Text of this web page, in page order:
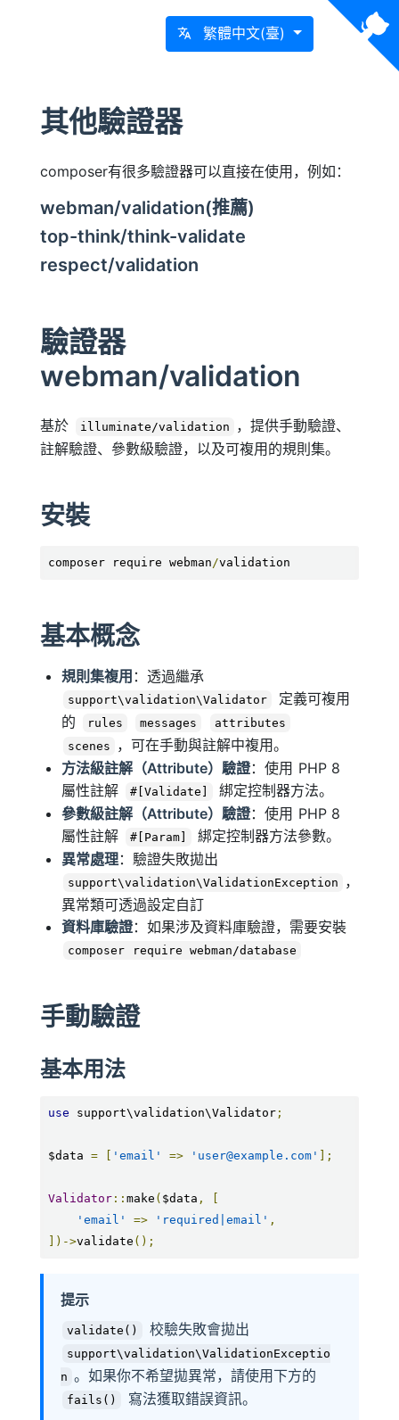
繁體中文(臺)
其他驗證器
composer有很多驗證器可以直接在使用，例如：
webman/validation(推薦)
top-think/think-validate
respect/validation
驗證器
webman/validation
基於 illuminate/validation
，提供手動驗證、
註解驗證、參數級驗證，以及可複用的規則集。
安裝
composer require webman /validation
基本概念
規則集複用 ：透過繼承
support\validation\Validator
定義可複用
的
rules messages
attributes
scenes
，可在手動與註解中複用。
方法級註解（Attribute）驗證：使用 PHP 8
屬性註解
#[Validate]
綁定控制器方法。
參數級註解（Attribute）驗證：使用 PHP 8
屬性註解
#[Param]
綁定控制器方法參數。
異常處理：驗證失敗拋出
support\validation\ValidationException
，
異常類可透過設定自訂
資料庫驗證：如果涉及資料庫驗證，需要安裝
composer require webman/database
手動驗證
基本用法
use support\validation\Validator;
$data = 'email' => 'user@example.com' ];
Validator:: make ( $data ,
'email'
=> 'required|email' ,
])->validate ();
提示
validate() 校驗失敗會拋出
support\validation\ValidationExceptio
n 。如果你不希望拋異常，請使用下方的
fails() 寫法獲取錯誤資訊。